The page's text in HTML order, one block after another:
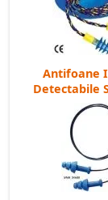
Antifoane
Detectabile